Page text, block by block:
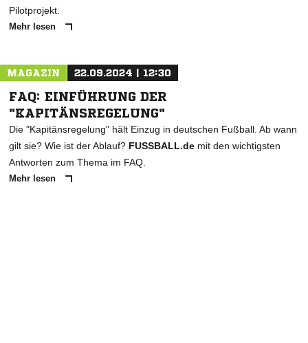
Pilotprojekt.
Mehr lesen
MAGAZIN 22.09.2024 | 12:30
FAQ: EINFÜHRUNG DER
"KAPITÄNSREGELUNG"
Die "Kapitänsregelung" hält Einzug in deutschen Fußball. Ab wann
gilt sie? Wie ist der Ablauf? FUSSBALL.de mit den wichtigsten
Antworten zum Thema im FAQ.
Mehr lesen